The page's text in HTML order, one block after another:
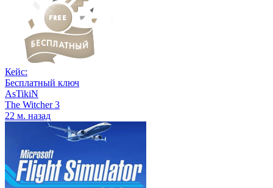
Кейс:
Бесплатный ключ
AsTikiN
The Witcher 3
22 м. назад